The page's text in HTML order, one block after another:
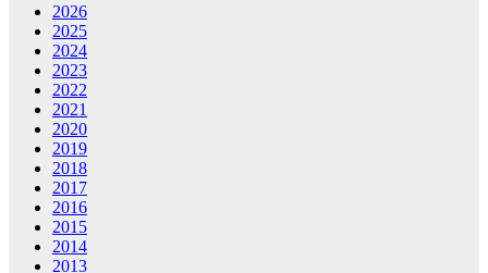
2026
2025
2024
2023
2022
2021
2020
2019
2018
2017
2016
2015
2014
2013